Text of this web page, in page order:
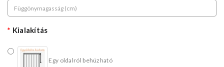
Kialakítás
Egy oldalról behúzható